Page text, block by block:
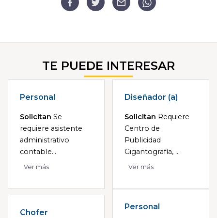
TE PUEDE INTERESAR
Personal
Solicitan Se
requiere asistente
administrativo
contable...
Ver más
Diseñador (a)
Solicitan Requiere
Centro de
Publicidad
Gigantografía, ...
Ver más
Chofer
Personal